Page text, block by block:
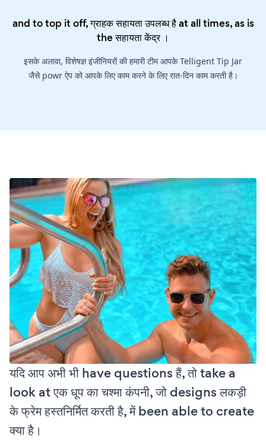
and to top it off, ग्राहक सहायता उपलब्ध है at all times, as is
theसहायता केंद्र।
इसके अलावा, विशेषज्ञ इंजीनियरों की हमारी टीम आपके Telligent Tip Jar
जैसे powr ऐप को आपके लिए काम करने के लिए रात-दिन काम करती है।
यदि आप अभी भी have questions हैं, तो take a
look at एक धूप का चश्मा कंपनी, जो designs लकड़ी
के फ्रेम हस्तनिर्मित करती है, में been able to create
क्या है।